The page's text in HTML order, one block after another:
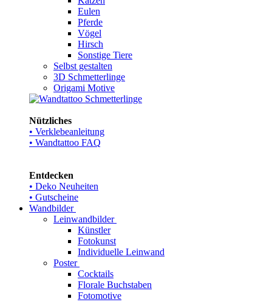
Eulen
Pferde
Vögel
Hirsch
Sonstige Tiere
Selbst gestalten
3D Schmetterlinge
Origami Motive
Nützliches
• Verklebeanleitung
• Wandtattoo FAQ
Entdecken
• Deko Neuheiten
• Gutscheine
Wandbilder
Leinwandbilder
Künstler
Fotokunst
Individuelle Leinwand
Poster
Cocktails
Florale Buchstaben
Fotomotive